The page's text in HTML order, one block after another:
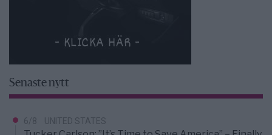
Senaste nytt
6/8 UNITED STATES